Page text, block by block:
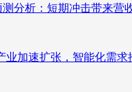
测分析：短期冲击带来
业加速扩张，智能化需求